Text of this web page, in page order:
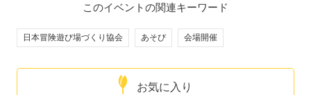
お気に入り
このイベントの関連キーワード
日本冒険遊び場づくり協会 あそび 会場開催